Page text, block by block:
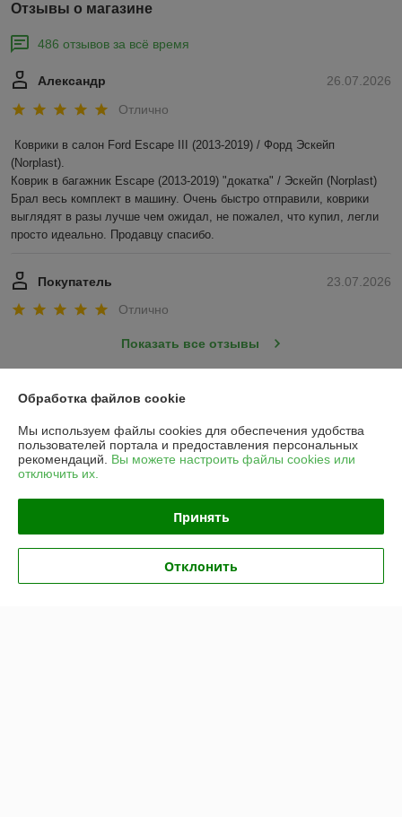
Отзывы о магазине
486 отзывов за всё время
26.07.2026
Александр
Отлично
Коврики в салон Ford Escape III (2013-2019) / Форд Эскейп
(Norplast).
Коврик в багажник Escape (2013-2019) "докатка" / Эскейп (Norplast)
Брал весь комплект в машину. Очень быстро отправили, коврики
выглядят в разы лучше чем ожидал, не пожалел, что купил, легли
просто идеально. Продавцу спасибо.
23.07.2026
Покупатель
Отлично
Показать все отзывы
О нас
Контакты
График работы
Обработка файлов cookie
Мы используем файлы cookies для обеспечения удобства
пользователей портала и предоставления персональных
рекомендаций. Вы можете настроить файлы cookies или
отключить их.
Принять
Отклонить